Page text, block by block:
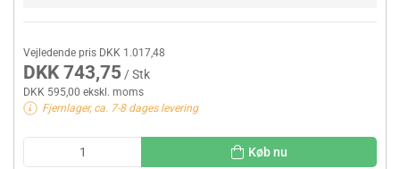
Vejledende pris DKK 1.017,48
DKK 743,75 / Stk
DKK 595,00 ekskl. moms
Fjernlager, ca. 7-8 dages levering
Køb nu